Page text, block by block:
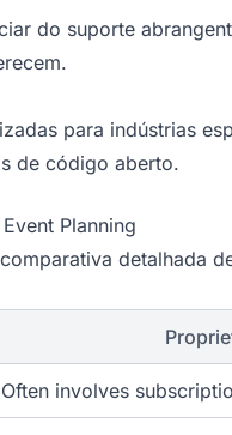
do suporte
para indústrias
de código aberto.
Planning
detalhada
Often involves